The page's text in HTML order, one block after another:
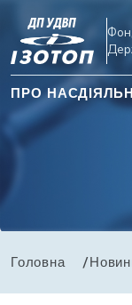
ПРО НАС
Головна